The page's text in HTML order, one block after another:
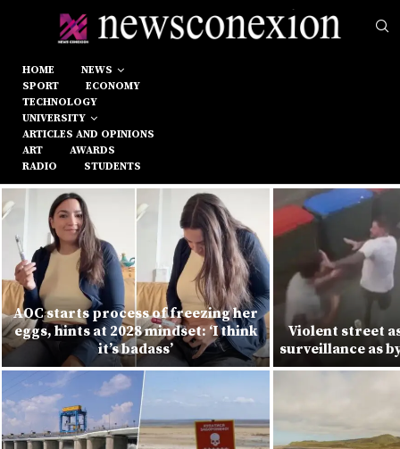
HOME
NEWS
SPORT
ECONOMY
TECHNOLOGY
UNIVERSITY
ARTICLES AND OPINIONS
ART
AWARDS
RADIO
STUDENTS
AOC starts process of freezing her
eggs, hints at 2028 mindset: ‘I think
it’s badass’
Violent street
surveillance as